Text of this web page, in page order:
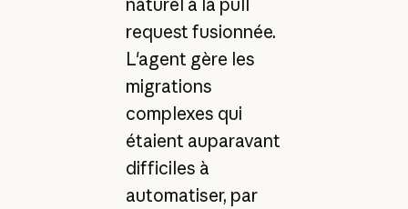
request fusionnée.
L'agent gère les
migrations
complexes qui
étaient auparavant
difficiles à
automatiser, par